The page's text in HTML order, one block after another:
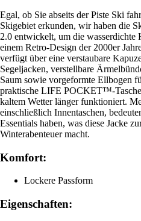
Egal, ob Sie abseits der Piste Ski
Skigebiet erkunden, wir haben die
2.0 entwickelt, um die
einem Retro-Design der 2000er
verfügt über eine verstaubare
Segeljacken, verstellbare
Saum sowie vorgeformte Ellbogen
praktische LIFE POCKET™-
kaltem Wetter länger funktioniert.
einschließlich Innentaschen,
Essentials haben, was diese Jacke
Winterabenteuer macht.
Komfort:
Lockere Passform
Eigenschaften: